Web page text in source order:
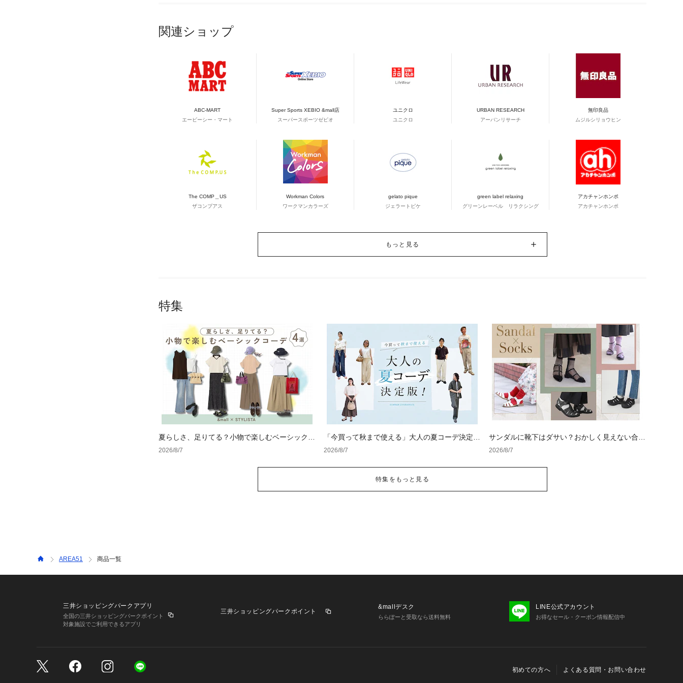
関連ショップ
ABC-MART
エービーシー・マート
Super Sports XEBIO &mall店
スーパースポーツゼビオ
ユニクロ
ユニクロ
URBAN RESEARCH
アーバンリサーチ
無印良品
ムジルシリョウヒン
The COMP＿US
ザコンプアス
Workman Colors
ワークマンカラーズ
gelato pique
ジェラートピケ
green label relaxing
グリーンレーベル リラクシング
アカチャンホンポ
アカチャンホンポ
もっと見る
特集
夏らしさ、足りてる？小物で楽しむベーシックコ
ーデ4選
2026/8/7
「今買って秋まで使える」大人の夏コーデ決定
版！男女別正解スタイルとNGな着こなし
2026/8/7
サンダルに靴下はダサい？おかしく見えない合わ
せ方の黄金法則と男女別おすすめコーデ
2026/8/7
特集をもっと見る
AREA51 商品一覧
三井ショッピングパークアプリ
全国の三井ショッピングパークポイント
対象施設でご利用できるアプリ
三井ショッピングパークポイント
&mallデスク
ららぽーと受取なら送料無料
LINE公式アカウント
お得なセール・クーポン情報配信中
初めての方へ よくある質問・お問い合わせ